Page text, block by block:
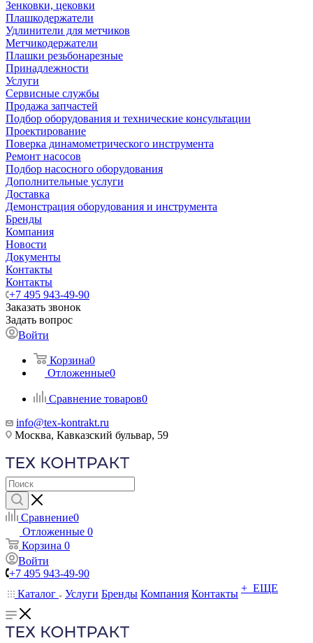
Зенковки, цековки
Плашкодержатели
Удлинители для метчиков
Метчикодержатели
Плашки резьбонарезные
Принадлежности
Услуги
Сервисные службы
Продажа запчастей
Подбор оборудования и технические консультации
Проектирование
Поверка динамометрического инструмента
Ремонт насосов
Подбор насосного оборудования
Дополнительные услуги
Доставка
Демонстрация оборудования и инструмента
Бренды
Компания
Новости
Документы
Контакты
Контакты
+7 495 943-49-90
Заказать звонок
Задать вопрос
Войти
Корзина0
Отложенные0
Сравнение товаров0
info@tex-kontrakt.ru
Москва, Кавказский бульвар, 59
Сравнение0
Отложенные 0
Корзина 0
Войти
+7 495 943-49-90
Каталог
Услуги Бренды Компания Контакты + ЕЩЕ